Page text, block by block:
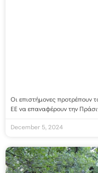
Οι επιστήμονες προτρέπουν
ΕΕ να επαναφέρουν την
December 5, 2024